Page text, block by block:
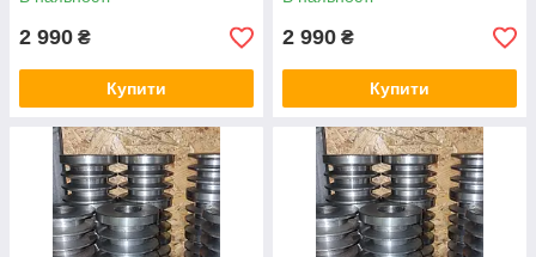
2 990 ₴
Купити
2 990 ₴
Купити